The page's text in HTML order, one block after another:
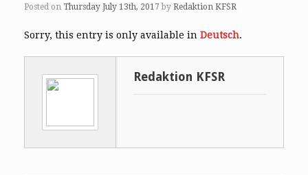
Posted on Thursday July 13th, 2017 by Redaktion KFSR
Sorry, this entry is only available in Deutsch.
Redaktion KFSR